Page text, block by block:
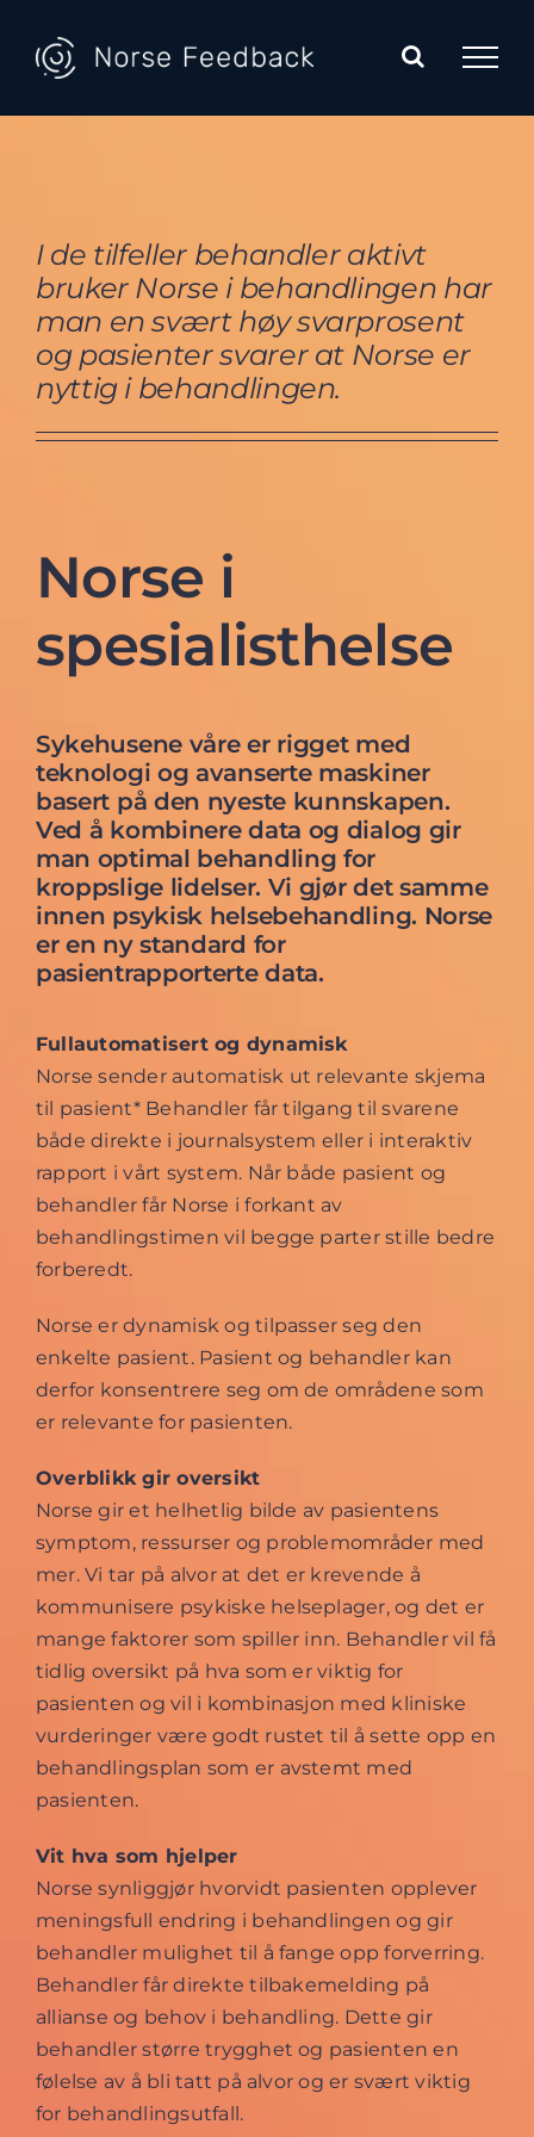
content
I de tilfeller behandler aktivt
bruker Norse i behandlingen har
man en svært høy svarprosent
og pasienter svarer at Norse er
nyttig i behandlingen.
Norse i
spesialisthelse
Sykehusene våre er rigget med
teknologi og avanserte maskiner
basert på den nyeste kunnskapen.
Ved å kombinere data og dialog gir
man optimal behandling for
kroppslige lidelser. Vi gjør det samme
innen psykisk helsebehandling. Norse
er en ny standard for
pasientrapporterte data.
Fullautomatisert og dynamisk
Norse sender automatisk ut relevante skjema
til pasient* Behandler får tilgang til svarene
både direkte i journalsystem eller i interaktiv
rapport i vårt system. Når både pasient og
behandler får Norse i forkant av
behandlingstimen vil begge parter stille bedre
forberedt.
Norse er dynamisk og tilpasser seg den
enkelte pasient. Pasient og behandler kan
derfor konsentrere seg om de områdene som
er relevante for pasienten.
Overblikk gir oversikt
Norse gir et helhetlig bilde av pasientens
symptom, ressurser og problemområder med
mer. Vi tar på alvor at det er krevende å
kommunisere psykiske helseplager, og det er
mange faktorer som spiller inn. Behandler vil få
tidlig oversikt på hva som er viktig for
pasienten og vil i kombinasjon med kliniske
vurderinger være godt rustet til å sette opp en
behandlingsplan som er avstemt med
pasienten.
Vit hva som hjelper
Norse synliggjør hvorvidt pasienten opplever
meningsfull endring i behandlingen og gir
behandler mulighet til å fange opp forverring.
Behandler får direkte tilbakemelding på
allianse og behov i behandling. Dette gir
behandler større trygghet og pasienten en
følelse av å bli tatt på alvor og er svært viktig
for behandlingsutfall.